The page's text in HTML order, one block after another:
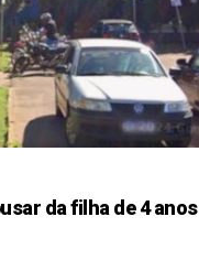
da filha de 4 anos